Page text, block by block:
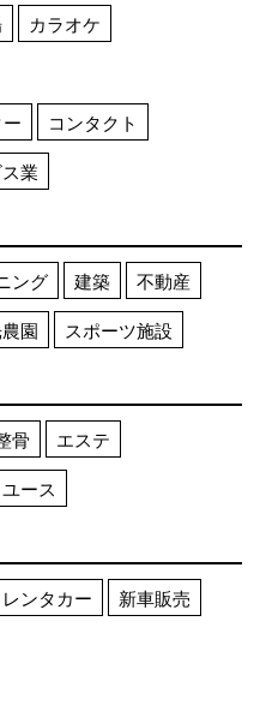
カラオケ
コンタクト
業
ング 建築
不動産
園 スポーツ施設
骨
エステ
ユース
レンタカー
新車販売